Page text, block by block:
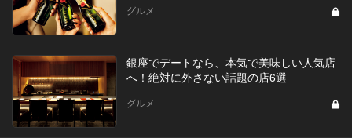
グルメ
銀座でデートなら、本気で美味しい人気店
へ！絶対に外さない話題の店6選
グルメ